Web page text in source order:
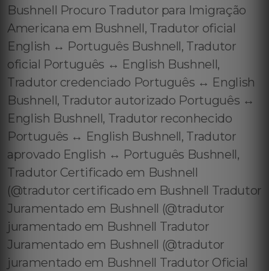
Bushnell Procuro Tradutor para Imigração
Americana em Bushnell, Tradutor oficial
English ↔️ Português Bushnell, Tradutor
oficial Português ↔️ English Bushnell,
Tradutor credenciado Português ↔️ English
Bushnell, Tradutor autorizado Português ↔️
English Bushnell, Tradutor reconhecido
Português ↔️ English Bushnell, Tradutor
aprovado English ↔️ Português Bushnell,
Tradutor Certificado em Bushnell
(@tradutor certificado em Bushnell Tradutor
Juramentado em Bushnell (@tradutor
juramentado em Bushnell Tradutor
Juramentado em Bushnell (@tradutor
juramentado em Bushnell Tradutor Oficial